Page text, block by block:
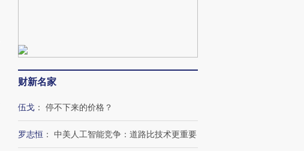
财新名家
伍戈 ： 停不下来的价格？
罗志恒 ： 中美人工智能竞争：道路比技术更重要